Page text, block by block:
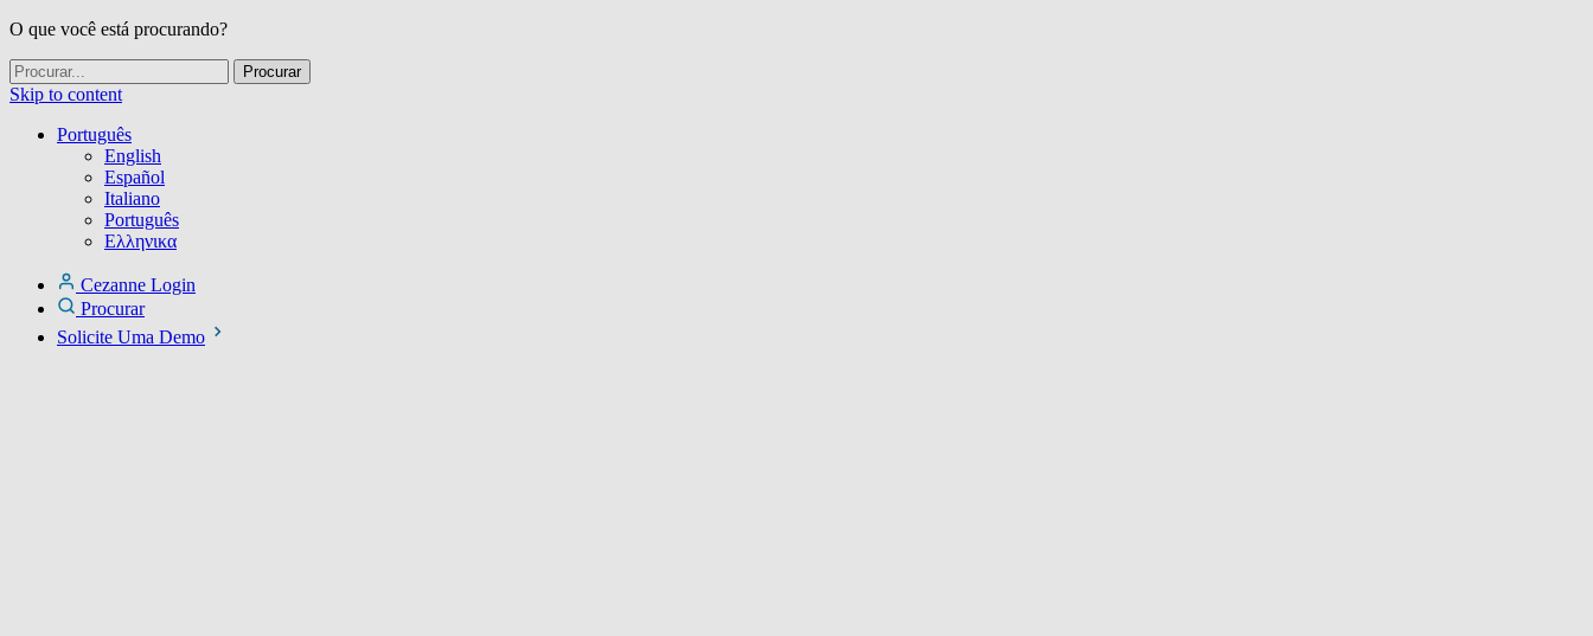
O que você está procurando?
Skip to content
Português
English
Español
Italiano
Português
Ελληνικα
Cezanne Login
Procurar
Solicite Uma Demo